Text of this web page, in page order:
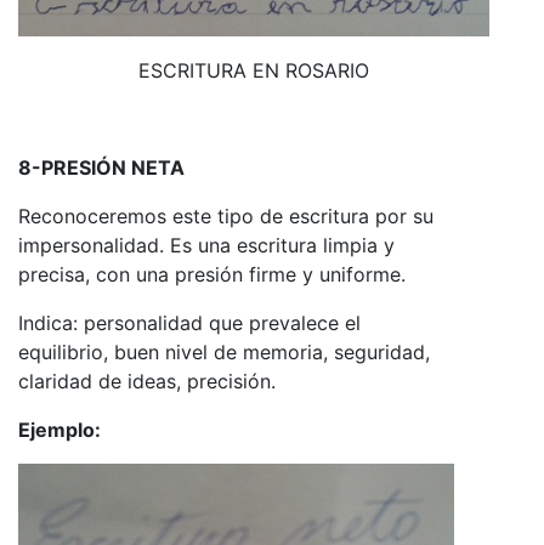
ESCRITURA EN ROSARIO
8-PRESIÓN NETA
Reconoceremos este tipo de escritura por su
impersonalidad. Es una escritura limpia y
precisa, con una presión firme y uniforme.
Indica: personalidad que prevalece el
equilibrio, buen nivel de memoria, seguridad,
claridad de ideas, precisión.
Ejemplo: